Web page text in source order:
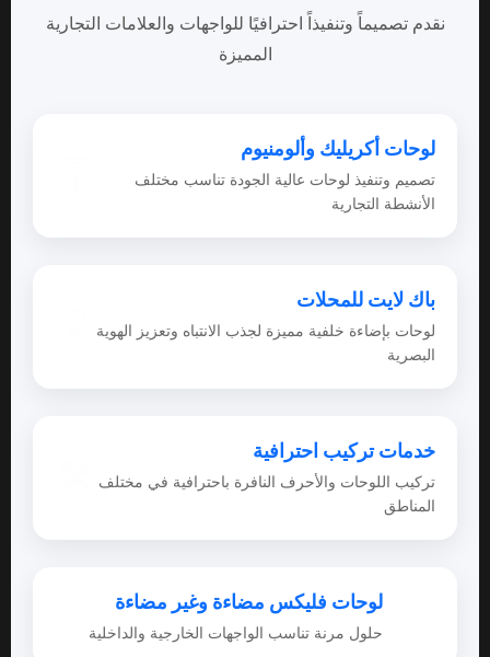
نقدم تصميماً وتنفيذاً احترافيًا للواجهات والعلامات التجارية
المميزة
لوحات أكريليك وألومنيوم
تصميم وتنفيذ لوحات عالية الجودة تناسب مختلف
الأنشطة التجارية
باك لايت للمحلات
لوحات بإضاءة خلفية مميزة لجذب الانتباه وتعزيز الهوية
البصرية
خدمات تركيب احترافية
تركيب اللوحات والأحرف النافرة باحترافية في مختلف
المناطق
لوحات فليكس مضاءة وغير مضاءة
حلول مرنة تناسب الواجهات الخارجية والداخلية